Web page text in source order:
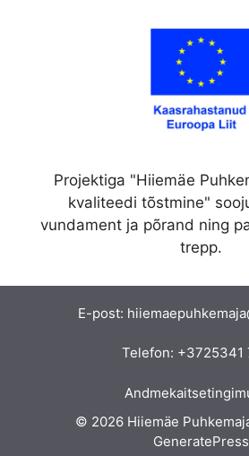
Projektiga "Hiiemäe
kvaliteedi tõstmine"
vundament ja põrand ning
trepp.
E-post:
Telefon: +3725341
© 2026 Hiiemäe
GeneratePress